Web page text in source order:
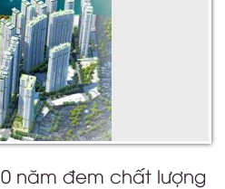
năm đem chất lượng